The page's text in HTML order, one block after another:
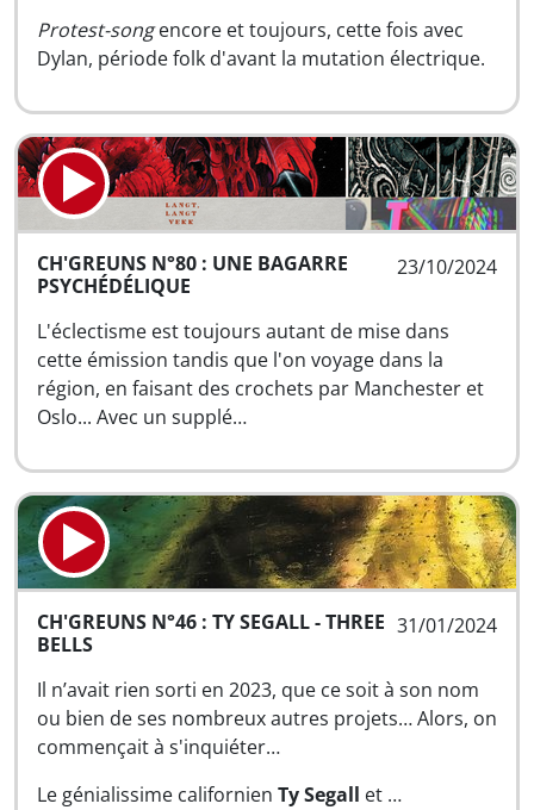
Protest-songencore et toujours, cette fois avec
Dylan, période folk d'avant la mutation électrique.
23/10/2024
CH'GREUNS N°80 : UNE BAGARRE
PSYCHÉDÉLIQUE
L'éclectisme est toujours autant de mise dans
cette émission tandis que l'on voyage dans la
région, en faisant des crochets par Manchester et
Oslo... Avec un supplé…
31/01/2024
CH'GREUNS N°46 : TY SEGALL - THREE
BELLS
Il n’avait rien sorti en 2023, que ce soit à son nom
ou bien de ses nombreux autres projets… Alors, on
commençait à s'inquiéter…
Le génialissime californien Ty Segall et …